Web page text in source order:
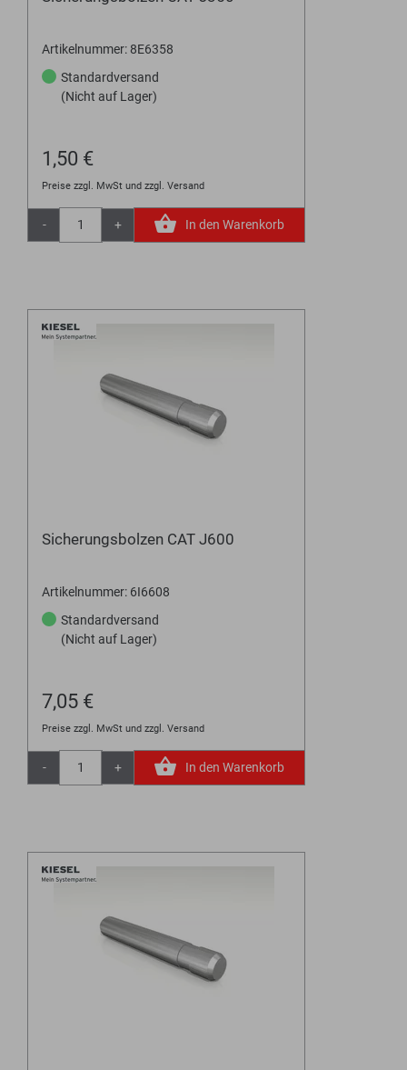
Artikelnummer: 8E6358
Standardversand
(Nicht auf Lager)
1,50 €
Preise zzgl. MwSt und zzgl. Versand
- + In den Warenkorb
Sicherungsbolzen CAT J600
Artikelnummer: 6I6608
Standardversand
(Nicht auf Lager)
7,05 €
Preise zzgl. MwSt und zzgl. Versand
- + In den Warenkorb